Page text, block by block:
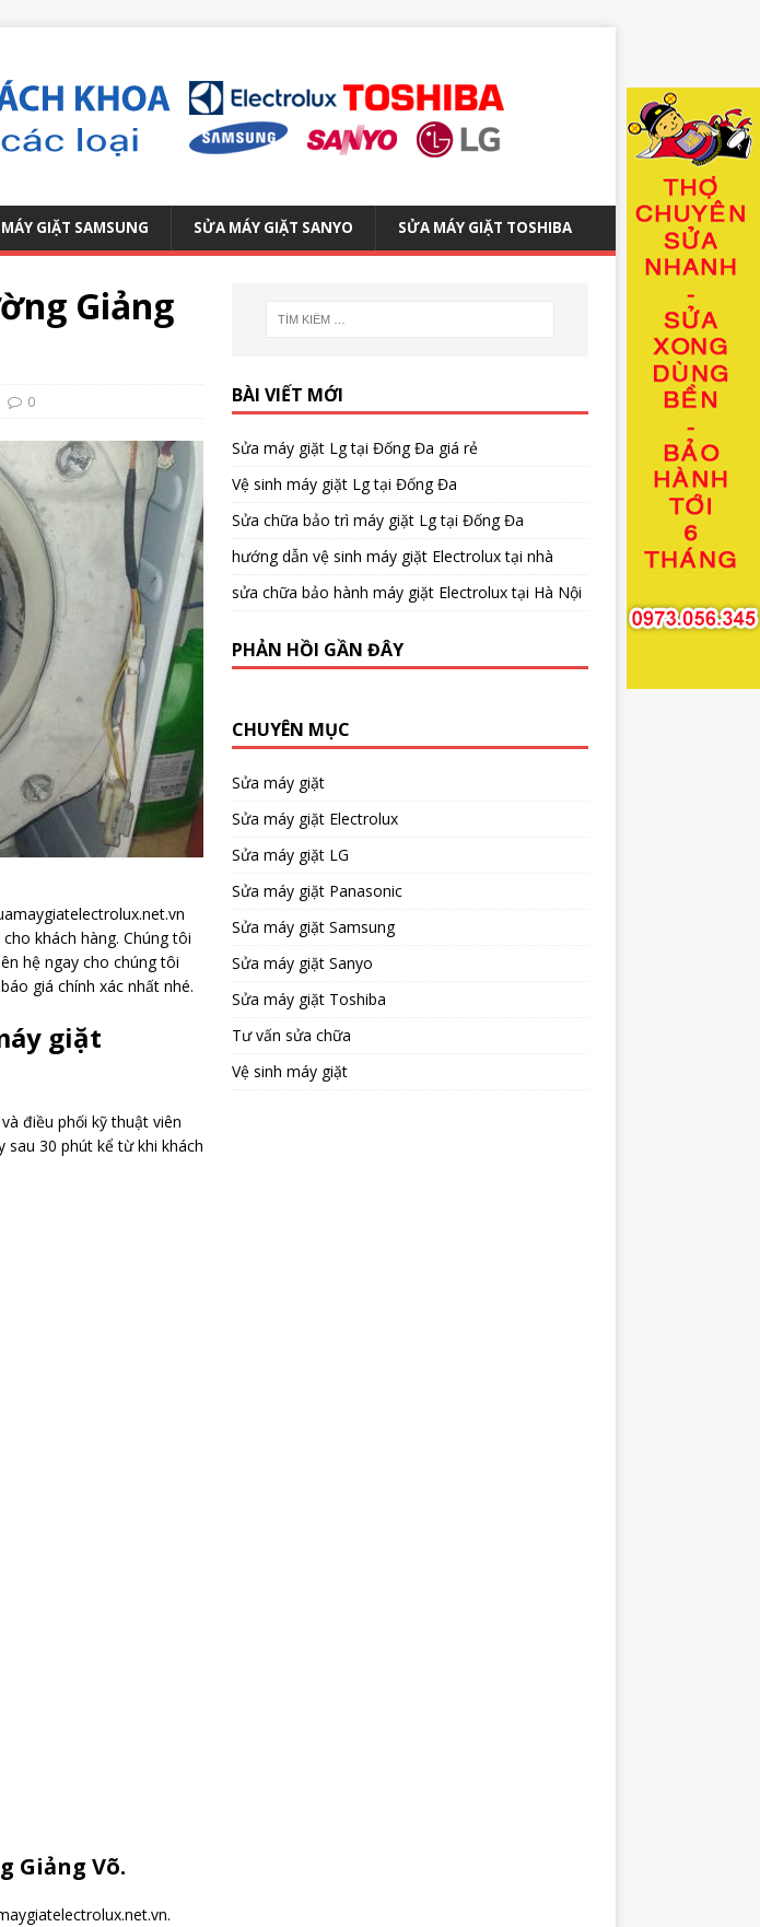
GIẶT SAMSUNG SỬA MÁY GIẶT SANYO SỬA MÁY GIẶT TOSHIBA
Giảng
0
khách hàng. Chúng tôi
hệ ngay cho chúng tôi
giá chính xác nhất nhé.
giặt
và điều phối kỹ thuật viên
sau 30 phút kể từ khi khách
Giảng Võ.
BÀI VIẾT MỚI
Sửa máy giặt Lg tại Đống Đa giá rẻ
Vệ sinh máy giặt Lg tại Đống Đa
Sửa chữa bảo trì máy giặt Lg tại Đống Đa
hướng dẫn vệ sinh máy giặt Electrolux tại nhà
sửa chữa bảo hành máy giặt Electrolux tại Hà Nội
PHẢN HỒI GẦN ĐÂY
CHUYÊN MỤC
Sửa máy giặt
Sửa máy giặt Electrolux
Sửa máy giặt LG
Sửa máy giặt Panasonic
Sửa máy giặt Samsung
Sửa máy giặt Sanyo
Sửa máy giặt Toshiba
Tư vấn sửa chữa
Vệ sinh máy giặt